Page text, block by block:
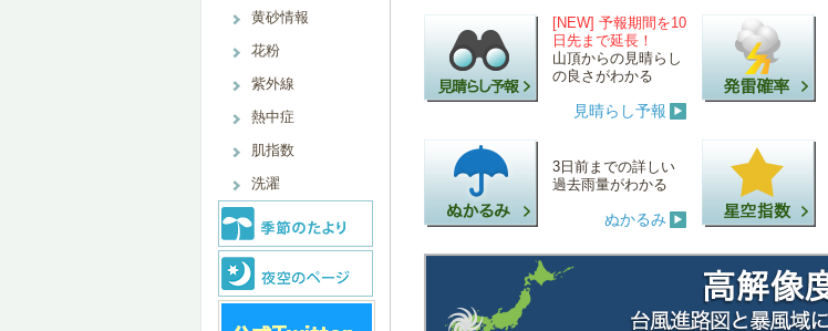
黄砂情報
花粉
紫外線
熱中症
肌指数
洗濯
[NEW] 予報期間を10
日先まで延長！
山頂からの見晴らし
の良さがわかる
見晴らし予報
3日前までの詳しい
過去雨量がわかる
ぬかるみ